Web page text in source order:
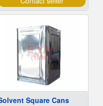
Square Cans